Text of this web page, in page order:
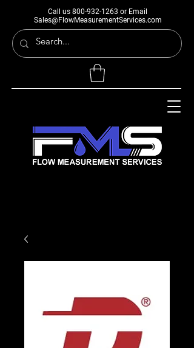
Call us 800-932-1263 or Email
Sales@FlowMeasurementServices.com